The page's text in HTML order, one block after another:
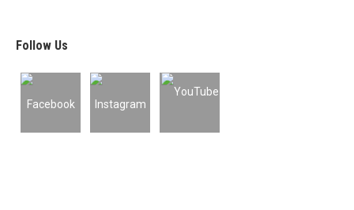
Follow Us